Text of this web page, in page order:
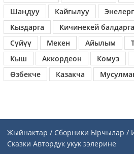
Шаңдуу
Кайгылуу
Кыздарга
Кичинекей балдарга
Сүйүү
Мекен Айылым
Кыш
Аккордеон Комуз
Өзбекче
Казакча
Жыйнактар / Сборники Ырчылар /
Сказки Автордук укук ээлерине